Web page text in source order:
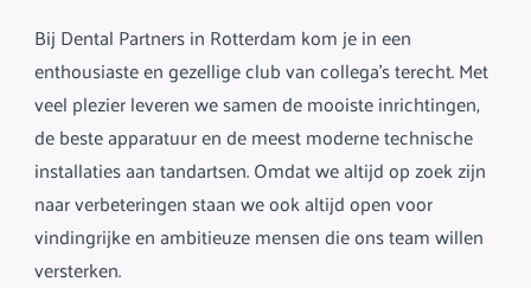
Bij Dental Partners in Rotterdam kom je in een
enthousiaste en gezellige club van collega’s terecht. Met
veel plezier leveren we samen de mooiste inrichtingen,
de beste apparatuur en de meest moderne technische
installaties aan tandartsen. Omdat we altijd op zoek zijn
naar verbeteringen staan we ook altijd open voor
vindingrijke en ambitieuze mensen die ons team willen
versterken.